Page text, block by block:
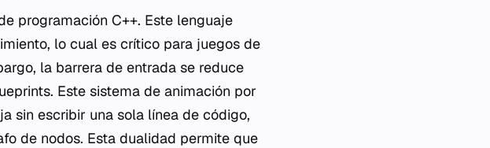
programación C++. Este lenguaje
lo cual es crítico para juegos de
la barrera de entrada se reduce
Este sistema de animación por
sin escribir una sola línea de código,
de nodos. Esta dualidad permite que